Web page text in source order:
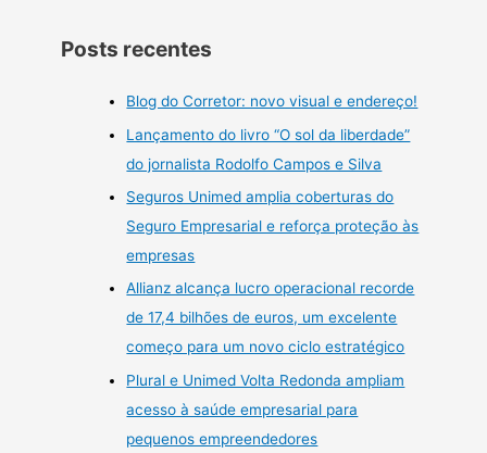
Posts recentes
Blog do Corretor: novo visual e endereço!
Lançamento do livro “O sol da liberdade”
do jornalista Rodolfo Campos e Silva
Seguros Unimed amplia coberturas do
Seguro Empresarial e reforça proteção às
empresas
Allianz alcança lucro operacional recorde
de 17,4 bilhões de euros, um excelente
começo para um novo ciclo estratégico
Plural e Unimed Volta Redonda ampliam
acesso à saúde empresarial para
pequenos empreendedores